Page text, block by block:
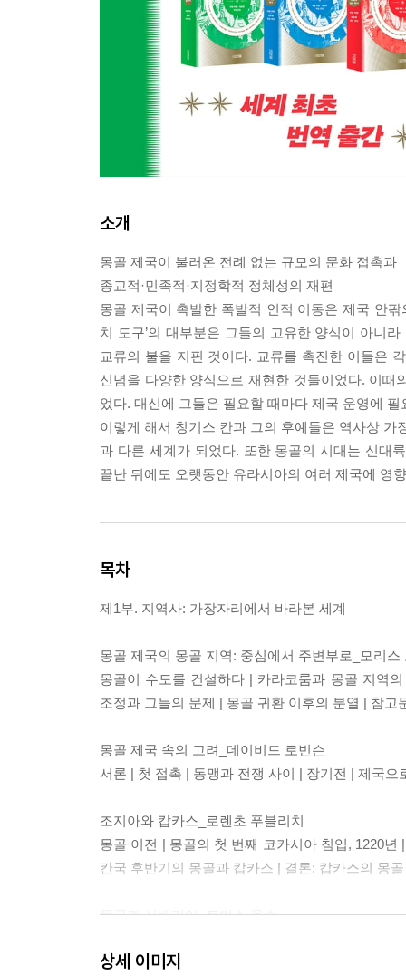
소개
몽골 제국이 불러온 전례 없는 규모의 문화 접촉과
종교적·민족적·지정학적 정체성의 재편
몽골 제국이 촉발한 폭발적 인적 이동은 제국 안
치 도구’의 대부분은 그들의 고유한 양식이 아니
교류의 불을 지핀 것이다. 교류를 촉진한 이들은
신념을 다양한 양식으로 재현한 것들이었다. 이때
었다. 대신에 그들은 필요할 때마다 제국 운영에
이렇게 해서 칭기스 칸과 그의 후예들은 역사상
과 다른 세계가 되었다. 또한 몽골의 시대는 신대
끝난 뒤에도 오랫동안 유라시아의 여러 제국에 영
목차
제1부. 지역사: 가장자리에서 바라본 세계
몽골 제국의 몽골 지역: 중심에서 주변부로_모리스
몽골이 수도를 건설하다 | 카라코룸과 몽골 지역
조정과 그들의 문제 | 몽골 귀환 이후의 분열 | 참고
몽골 제국 속의 고려_데이비드 로빈슨
서론 | 첫 접촉 | 동맹과 전쟁 사이 | 장기전 | 제국
조지아와 캅카스_로렌초 푸블리치
몽골 이전 | 몽골의 첫 번째 코카시아 침입, 1220
칸국 후반기의 몽골과 캅카스 | 결론: 캅카스의 몽
몽골과 시베리아_토머스 올슨
상세 이미지